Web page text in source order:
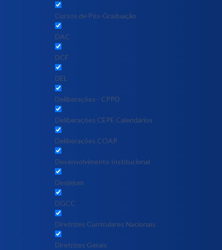
Cursos de Pós-Graduação
DAC
DCF
DEL
Deliberações - CPPD
Deliberações CEPE Calendários
Deliberações COAP
Desenvolvimento Institucional
Desjejum
DGCC
Diretrizes Curriculares Nacionais
Diretrizes Gerais